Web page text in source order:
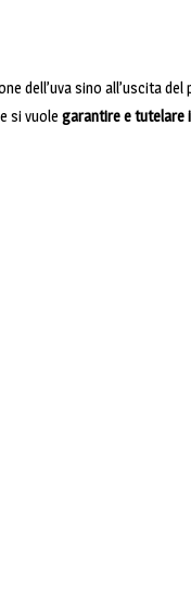
dell’uva sino all’uscita
si vuole garantire e tutelare